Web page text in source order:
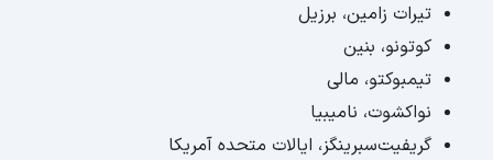
تیرات زامین، برزیل
کوتونو، بنین
تیمبوکتو، مالی
نواکشوت، نامیبیا
گریفیت‌سبرینگز، ایالات متحده آمریکا